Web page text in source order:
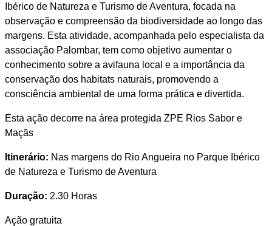
Ibérico de Natureza e Turismo de Aventura, focada na
observação e compreensão da biodiversidade ao longo das
margens. Esta atividade, acompanhada pelo especialista da
associação Palombar, tem como objetivo aumentar o
conhecimento sobre a avifauna local e a importância da
conservação dos habitats naturais, promovendo a
consciência ambiental de uma forma prática e divertida.
Esta ação decorre na área protegida ZPE Rios Sabor e
Maçãs
Itinerário: Nas margens do Rio Angueira no Parque Ibérico
de Natureza e Turismo de Aventura
Duração: 2.30 Horas
Ação gratuita